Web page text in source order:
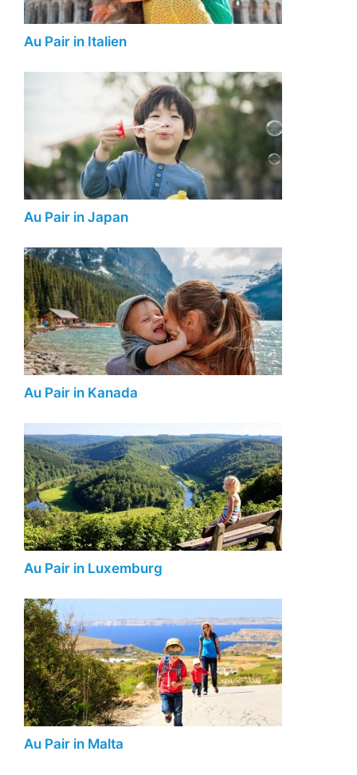
Au Pair in Italien
Au Pair in Japan
Au Pair in Kanada
Au Pair in Luxemburg
Au Pair in Malta